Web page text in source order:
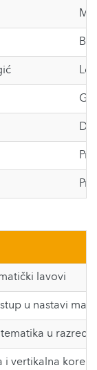
lavovi
u nastavi
u
i vertikalna